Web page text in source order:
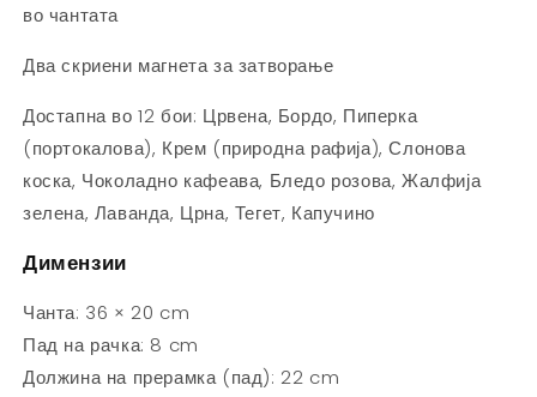
во чантата
Два скриени магнета за затворање
Достапна во 12 бои: Црвена, Бордо, Пиперка
(портокалова), Крем (природна рафија), Слонова
коска, Чоколадно кафеава, Бледо розова, Жалфија
зелена, Лаванда, Црна, Тегет, Капучино
Димензии
Чанта: 36 × 20 cm
Пад на рачка: 8 cm
Должина на прерамка (пад): 22 cm